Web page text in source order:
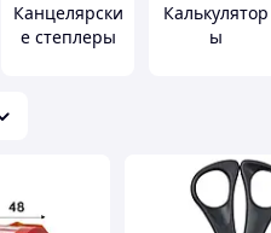
Канцелярски
е степлеры
Калькулятор
ы